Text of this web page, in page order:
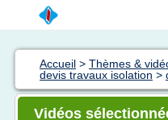
Accueil > Thèmes &
devis travaux isolation >
Vidéos